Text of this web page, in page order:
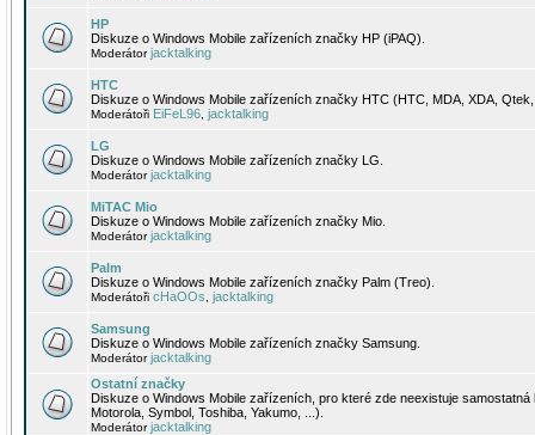
HP
Diskuze o Windows Mobile zařízeních značky HP (iPAQ).
Moderátorjacktalking
HTC
Diskuze o Windows Mobile zařízeních značky HTC (HTC, MDA, XDA,
Moderátoři EiFeL96 jacktalking
LG
Diskuze o Windows Mobile zařízeních značky LG.
Moderátorjacktalking
MiTAC Mio
Diskuze o Windows Mobile zařízeních značky Mio.
Moderátorjacktalking
Palm
Diskuze o Windows Mobile zařízeních značky Palm (Treo).
Moderátoři cHaOOs jacktalking
Samsung
Diskuze o Windows Mobile zařízeních značky Samsung.
Moderátorjacktalking
Ostatní značky
Diskuze o Windows Mobile zařízeních, pro které zde neexistuje
Motorola, Symbol, Toshiba, Yakumo, ...).
Moderátorjacktalking